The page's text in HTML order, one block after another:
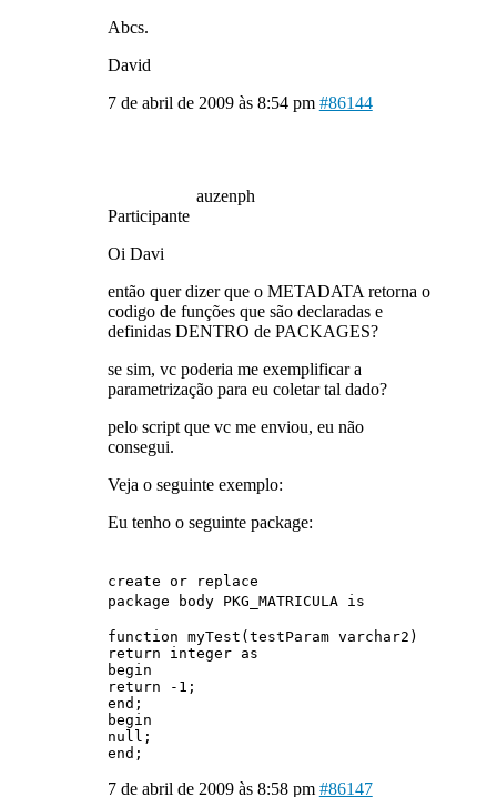
Abcs.
David
7 de abril de 2009 às 8:54 pm #86144
auzenph
Participante
Oi Davi
então quer dizer que o METADATA retorna o
codigo de funções que são declaradas e
definidas DENTRO de PACKAGES?
se sim, vc poderia me exemplificar a
parametrização para eu coletar tal dado?
pelo script que vc me enviou, eu não
consegui.
Veja o seguinte exemplo:
Eu tenho o seguinte package:
create or replace
package body PKG_MATRICULA is
function myTest(testParam varchar2)
return integer as
begin
return -1;
end;
begin
null;
end;
7 de abril de 2009 às 8:58 pm #86147